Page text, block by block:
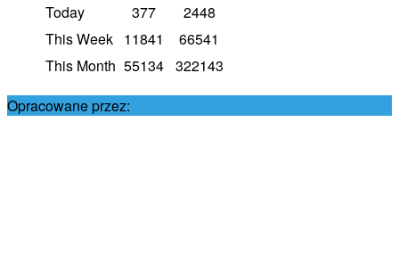
Today
377
2448
This Week 11841
66541
This Month 55134 322143
Opracowane przez: